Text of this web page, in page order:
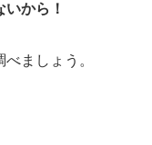
から！
ましょう。